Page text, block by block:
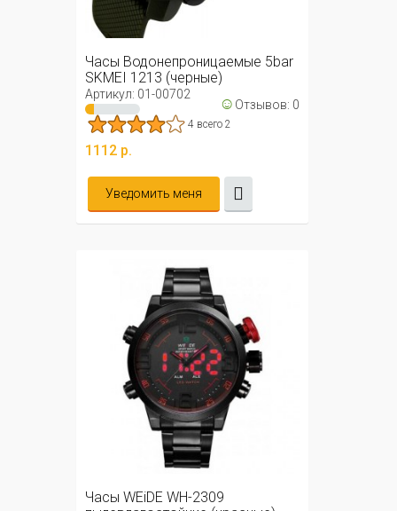
Часы Водонепроницаемые 5bar
SKMEI 1213 (черные)
Артикул: 01-00702 ☺ Отзывов: 0
4 всего 2
1112 р.
Уведомить меня
Часы WEiDE WH-2309